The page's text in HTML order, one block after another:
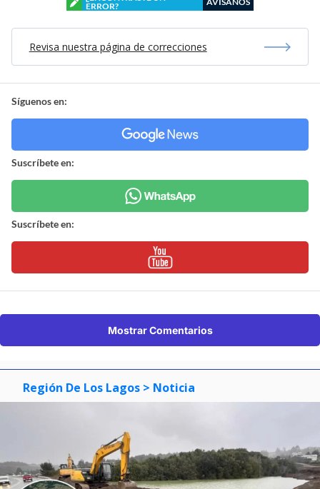
ERROR?
Revisa nuestra página de correcciones
Síguenos en:
Suscríbete en:
Suscríbete en:
Mostrar Comentarios
Región De Los Lagos > Noticia